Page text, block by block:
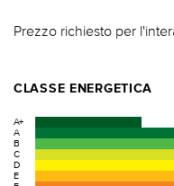
Prezzo richiesto per
CLASSE ENERGETICA
A+
A
B
C
D
E